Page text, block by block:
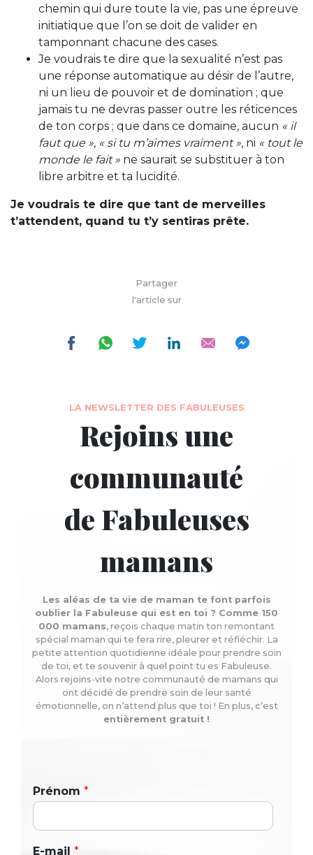
chemin qui dure toute la vie, pas une épreuve
initiatique que l’on se doit de valider en
tamponnant chacune des cases.
Je voudrais te dire que la sexualité n’est pas
une réponse automatique au désir de l’autre,
ni un lieu de pouvoir et de domination ; que
jamais tu ne devras passer outre les réticences
de ton corps ; que dans ce domaine, aucun « il
faut que », « si tu m’aimes vraiment », ni « tout le
monde le fait » ne saurait se substituer à ton
libre arbitre et ta lucidité.
Je voudrais te dire que tant de merveilles
t’attendent, quand tu t’y sentiras prête.
Partager
l'article sur
LA NEWSLETTER DES FABULEUSES
Rejoins une
communauté
de Fabuleuses
mamans
Les aléas de ta vie de maman te font parfois
oublier la Fabuleuse qui est en toi ? Comme 150
000 mamans, reçois chaque matin ton remontant
spécial maman qui te fera rire, pleurer et réfléchir. La
petite attention quotidienne idéale pour prendre soin
de toi, et te souvenir à quel point tu es Fabuleuse.
Alors rejoins-vite notre communauté de mamans qui
ont décidé de prendre soin de leur santé
émotionnelle, on n’attend plus que toi ! En plus, c’est
entièrement gratuit !
Prénom *
E-mail *